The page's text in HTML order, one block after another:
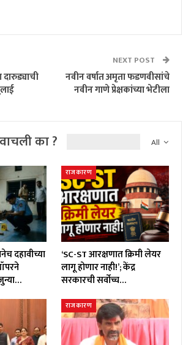
NEXT POST
नवीन वर्षात अमृता फडणवीसांचे
नवीन गाणे प्रेक्षकांच्या भेटीला
All
का ?
दहावीच्या
राजकारण
‘SC-ST आरक्षणात क्रिमी लेयर
लागू होणार नाही!’; केंद्र
सरकारची सर्वोच्च…
राजकारण